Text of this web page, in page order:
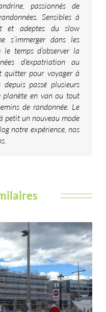
passionnés de
Sensibles à
et adeptes du slow
s’immerger dans les
le temps d’observer la
d'expatriation au
quitter pour voyager à
passé plusieurs
planète en van ou tout
de randonnée. Le
petit un nouveau mode
notre expérience, nos